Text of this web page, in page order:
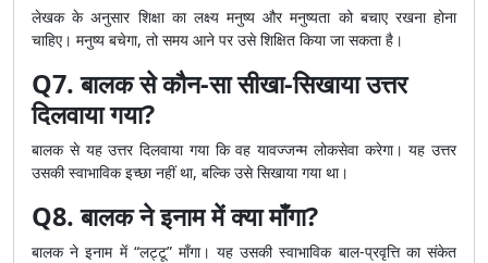
लेखक के अनुसार शिक्षा का लक्ष्य मनुष्य और मनुष्यता को बचाए रखना होना
चाहिए। मनुष्य बचेगा, तो समय आने पर उसे शिक्षित किया जा सकता है।
Q7. बालक से कौन-सा सीखा-सिखाया उत्तर
दिलवाया गया?
बालक से यह उत्तर दिलवाया गया कि वह यावज्जन्म लोकसेवा करेगा। यह उत्तर
उसकी स्वाभाविक इच्छा नहीं था, बल्कि उसे सिखाया गया था।
Q8. बालक ने इनाम में क्या माँगा?
बालक ने इनाम में “लट्टू” माँगा। यह उसकी स्वाभाविक बाल-प्रवृत्ति का संकेत